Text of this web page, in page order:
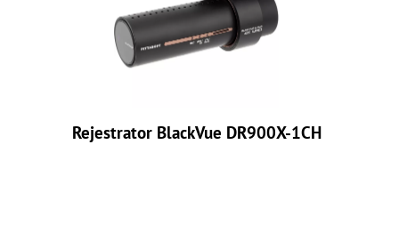
Rejestrator BlackVue DR900X-1CH